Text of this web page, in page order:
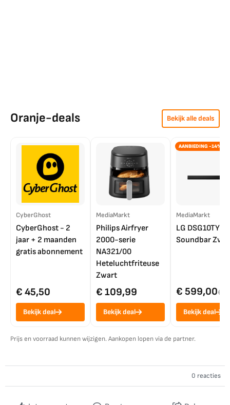
Oranje-deals Bekijk alle deals
CyberGhost
CyberGhost - 2
jaar + 2 maanden
gratis abonnement
€ 45,50
Bekijk deal
MediaMarkt
Philips Airfryer
2000-serie
NA321/00
Heteluchtfriteuse
Zwart
€ 109,99
Bekijk deal
AANBIEDING -14%
MediaMarkt
LG DSG10TY
Soundbar
€ 599,00€
Bekijk deal
Prijs en voorraad kunnen wijzigen. Aankopen lopen via de partner.
0 reacties